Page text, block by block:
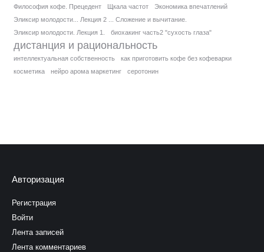
Философия кофе. Прецедент Щкала частот
Экономика впечатлений
Эликсир молодости... Лекция 2 ... Сложение и вычитание.
Эликсир молодости. Лекция 1.
биохакинг часть2 "сухость глаза"
дистанция и рациональность
интеллектуальная собственность
как приготовить кофе без кофеварки
косметика
нейро арома маркетинг серотонин
Авторизация
Регистрация
Войти
Лента записей
Лента комментариев